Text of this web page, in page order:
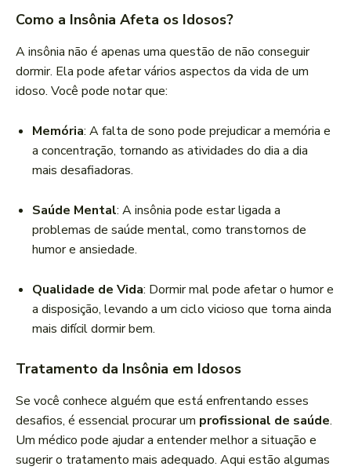
Como a Insônia Afeta os Idosos?
A insônia não é apenas uma questão de não conseguir
dormir. Ela pode afetar vários aspectos da vida de um
idoso. Você pode notar que:
Memória: A falta de sono pode prejudicar a memória e
a concentração, tornando as atividades do dia a dia
mais desafiadoras.
Saúde Mental: A insônia pode estar ligada a
problemas de saúde mental, como transtornos de
humor e ansiedade.
Qualidade de Vida: Dormir mal pode afetar o humor e
a disposição, levando a um ciclo vicioso que torna ainda
mais difícil dormir bem.
Tratamento da Insônia em Idosos
Se você conhece alguém que está enfrentando esses
desafios, é essencial procurar um profissional de saúde.
Um médico pode ajudar a entender melhor a situação e
sugerir o tratamento mais adequado. Aqui estão algumas